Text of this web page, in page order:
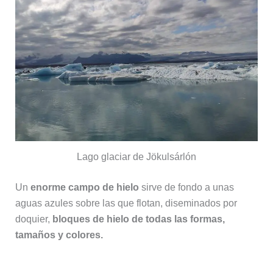
Lago glaciar de Jökulsárlón
Un enorme campo de hielo sirve de fondo a unas
aguas azules sobre las que flotan, diseminados por
doquier, bloques de hielo de todas las formas,
tamaños y colores.